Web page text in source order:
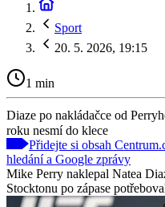
Sport
20. 5. 2026, 19:15
1 min
Diaze po nakládačce od
roku nesmí do klece
Přidejte si obsah
hledání a Google zprávy
Mike Perry naklepal Natea
Stocktonu po zápase